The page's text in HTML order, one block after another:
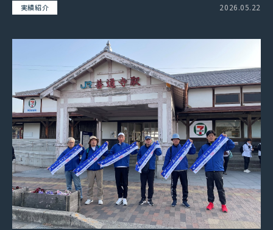
実績紹介 2026.05.22